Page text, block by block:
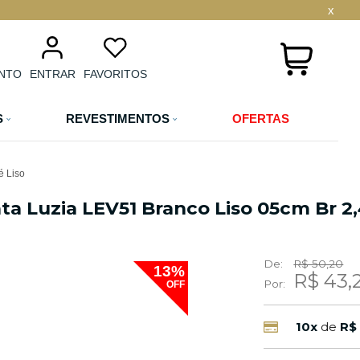
x
ENTRAR FAVORITOS
REVESTIMENTOS OFERTAS
Liso
Luzia LEV51 Branco Liso 05cm Br
13%
OFF
De:
R$ 50,20
Por:
R$
10xde